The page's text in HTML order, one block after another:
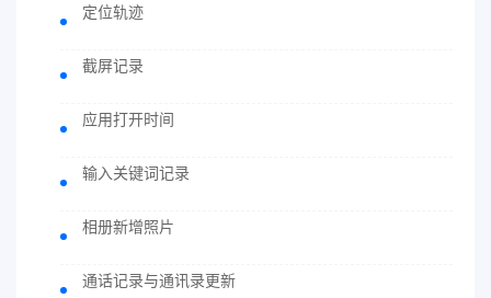
定位轨迹
截屏记录
应用打开时间
输入关键词记录
相册新增照片
通话记录与通讯录更新